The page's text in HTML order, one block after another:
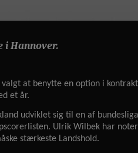
i Hannover.
valgt at benytte en option i
et år.
udviklet sig til en af
Ulrik Wilbek har
stærkeste Landshold.